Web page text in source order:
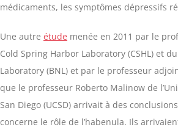
médicaments, les symptômes dépressifs
Une autre étude menée en 2011 par le
Cold Spring Harbor Laboratory (CSHL) et
Laboratory (BNL) et par le professeur
que le professeur Roberto Malinow de
San Diego (UCSD) arrivait à des
concerne le rôle de l’habenula. Ils